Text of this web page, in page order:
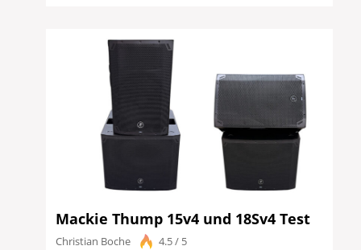
Mackie Thump 15v4 und 18Sv4 Test
Christian Boche 4.5 / 5